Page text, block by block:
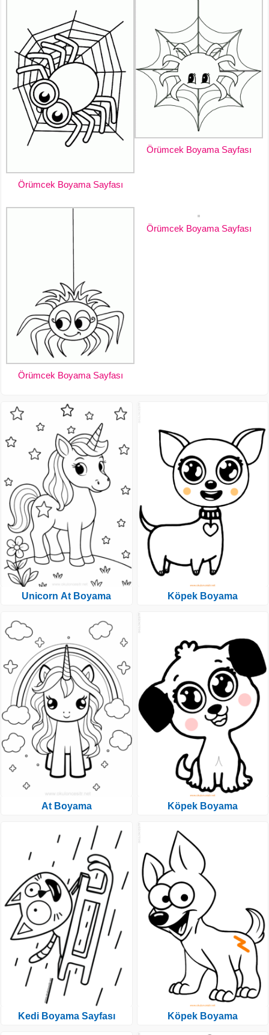
Örümcek Boyama Sayfası
Örümcek Boyama Sayfası
Örümcek Boyama Sayfası
Örümcek Boyama Sayfası
Unicorn At Boyama
At Boyama
Kedi Boyama Sayfası
Köpek Boyama
Köpek Boyama
Köpek Boyama